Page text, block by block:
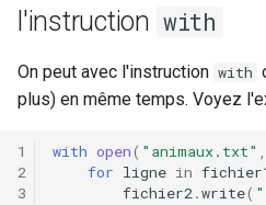
l'instruction with
On peut avec l'instruction with
plus) en même temps. Voyez
with open( "animaux.txt" ,
for ligne in
fichier2.write(